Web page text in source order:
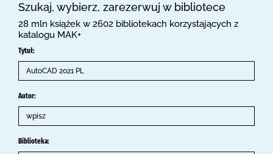
Szukaj, wybierz, zarezerwuj w bibliotece
28 mln książek w 2602 bibliotekach korzystających z
katalogu MAK+
Tytuł:
Autor:
Biblioteka: